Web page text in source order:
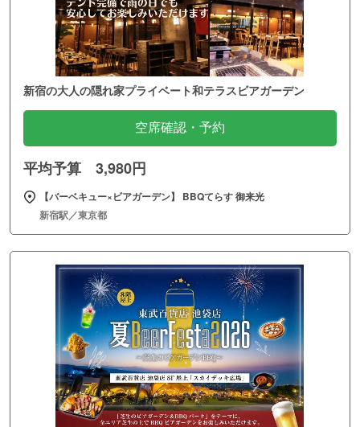
新宿の大人の隠れ家プライベート和テラスビアガーデン
空席確認・予約
平均予算 3,980円
【バーベキュー×ビアガーデン】 BBQてらす 御来光
新宿駅／東京都